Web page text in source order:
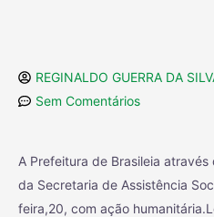
REGINALDO GUERRA DA
Sem Comentários
A Prefeitura de Brasileia
da Secretaria de Assistência
feira,20, com ação